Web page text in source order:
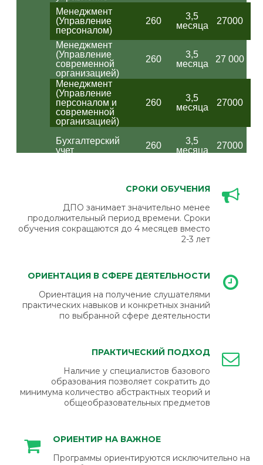
СРОКИ ОБУЧЕНИЯ
ДПО занимает значительно менее
продолжительный период времени. Сроки
обучения сокращаются до 4 месяцев вместо
2-3 лет
ОРИЕНТАЦИЯ В СФЕРЕ ДЕЯТЕЛЬНОСТИ
Ориентация на получение слушателями
практических навыков и конкретных знаний
по выбранной сфере деятельности
ПРАКТИЧЕСКИЙ ПОДХОД
Наличие у специалистов базового
образования позволяет сократить до
минимума количество абстрактных теорий и
общеобразовательных предметов
ОРИЕНТИР НА ВАЖНОЕ
Программы ориентируются исключительно на